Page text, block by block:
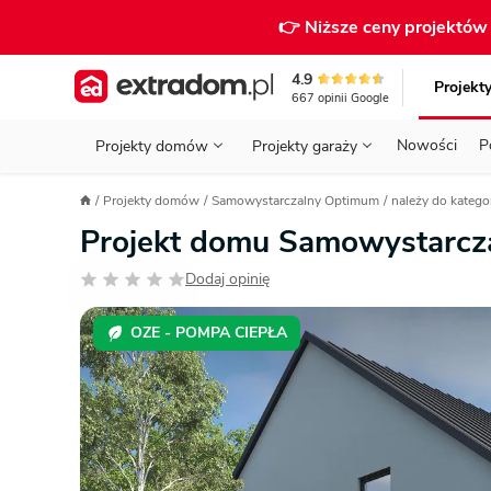
👉 Niższe ceny projektów
4.9
667 opinii Google
Projekty domów Projekty garaży Nowości
Projekty domów Projekty garaży
Parterowe Piętrowe do 70 m²
KONDYGNACJE
POWIERZCHNIA
GARAŻ
DACH
KONSTRUKCJA
STYL
ZABUDOWA
STANOWISKA
TYP
Zobacz wszystkie kategorie
PRZED BUDOWĄ - ETAP 1
Działka
WYBIERAM PROJEKT - ETAP 2
BUDUJĘ DOM - ETAP 3
URZĄDZAM DOM - ETAP 4
PRZEPISY I FORMALNOŚCI
FINANSE I KOSZTY
OZE
Projekty domów Samowystarczalny Optimum należy do
Projekt domu
Dodaj opinię
OZE - POMPA CIEPŁA